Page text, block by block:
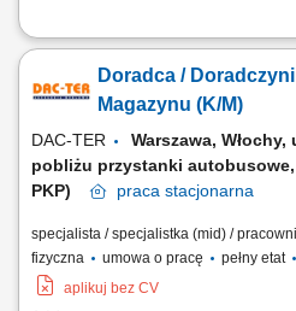
Zakres obowiązków: Obsługa kasy
(wykładanie towaru, prawidłowa
sklepie). Kontrola jakości produktów.
Doradca /
Magazynu (K/M)
DAC-TER
Warszawa,
pobliżu przystanki
PKP)
praca stacjonarna
specjalista / specjalistka (mid) /
fizyczna
umowa o pracę pełny etat
aplikuj bez CV